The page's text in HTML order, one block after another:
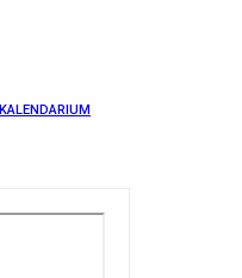
KALENDARIUM